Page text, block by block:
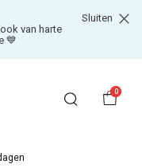
van harte
💙
Sluiten
0